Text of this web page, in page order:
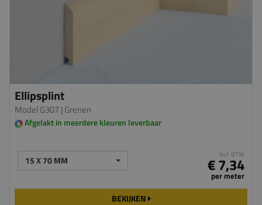
Ellipsplint
Model G307 | Grenen
Afgelakt in meerdere kleuren leverbaar
15 X 70 MM incl. BTW
€ 7,34
per meter
BEKIJKEN